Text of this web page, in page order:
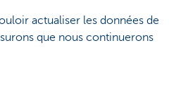
actualiser les données de
que nous continuerons